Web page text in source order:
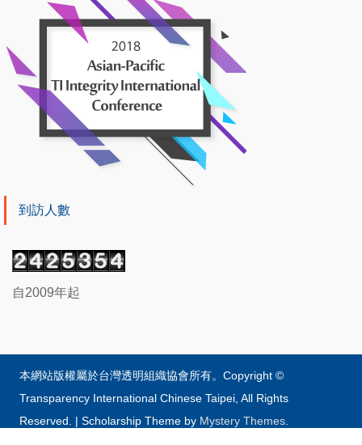
到訪人數
自2009年起
本網站版權屬於台灣透明組織協會所有。Copyright ©
Transparency International Chinese Taipei, All Rights
Reserved. |Scholarship Theme by Mystery Themes.